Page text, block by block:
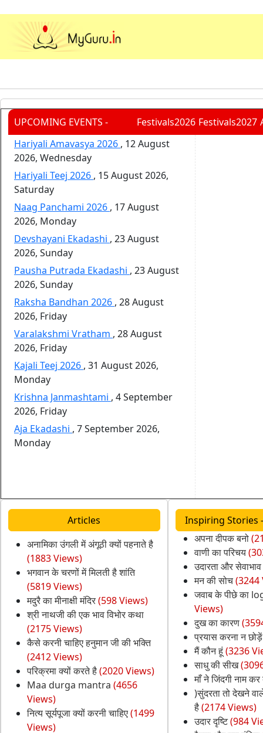
UPCOMING EVENTS - Festivals2026 Festivals2027
Hariyali Amavasya 2026 , 12 August
2026, Wednesday
Hariyali Teej 2026 , 15 August 2026,
Saturday
Naag Panchami 2026 , 17 August
2026, Monday
Devshayani Ekadashi , 23 August
2026, Sunday
Pausha Putrada Ekadashi , 23 August
2026, Sunday
Raksha Bandhan 2026 , 28 August
2026, Friday
Varalakshmi Vratham , 28 August
2026, Friday
Kajali Teej 2026 , 31 August 2026,
Monday
Krishna Janmashtami , 4 September
2026, Friday
Aja Ekadashi , 7 September 2026,
Monday
Articles
अनामिका उंगली में अंगूठी क्यों पहनाते है
(1883 Views)
भगवान के चरणों में मिलती है शांति
(5819 Views)
मदुरै का मीनाक्षी मंदिर(598 Views)
श्री नाथजी की एक भाव विभोर कथा
(2175 Views)
कैसे करनी चाहिए हनुमान जी की भक्ति
(2412 Views)
परिक्रमा क्यों करते है(2020 Views)
Maa durga mantra (4656
Views)
नित्य सूर्यपूजा क्यों करनी चाहिए(1499
Views)
Inspiring Stories -
अपना दीपक बनो
वाणी का परिचय
उदारता और सेवाभाव
मन की सोच(3244
जवाब के पीछे का
Views)
दुख का कारण
प्रयास करना न छोड़ें
मैं कौन हूं(3236
साधु की सीख
माँ ने जिंदगी नाम कर
)सुंदरता तो देखने
है(2174 Views)
उदार दृष्टि(984